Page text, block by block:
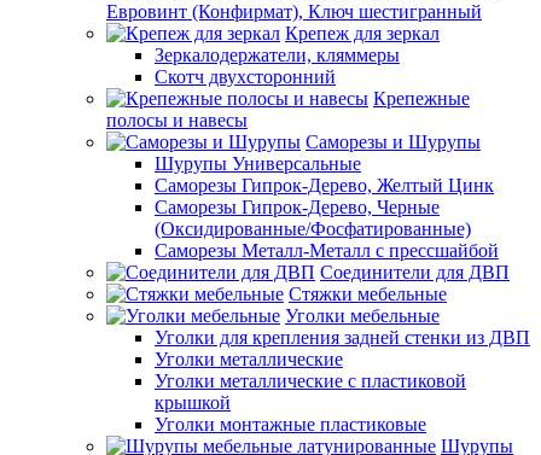
Евровинт (Конфирмат), Ключ шестигранный
Крепеж для зеркал
Зеркалодержатели, кляммеры
Скотч двухсторонний
Крепежные
полосы и навесы
Саморезы и Шурупы
Шурупы Универсальные
Саморезы Гипрок-Дерево, Желтый Цинк
Саморезы Гипрок-Дерево, Черные
(Оксидированные/Фосфатированные)
Саморезы Металл-Металл с прессшайбой
Соединители для ДВП
Стяжки мебельные
Уголки мебельные
Уголки для крепления задней стенки из ДВП
Уголки металлические
Уголки металлические с пластиковой
крышкой
Уголки монтажные пластиковые
Шурупы